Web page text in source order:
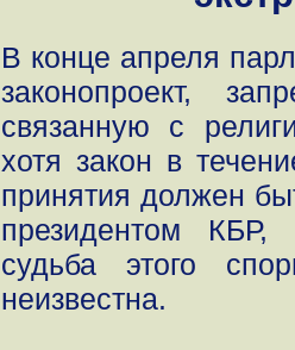
В конце апреля
законопроект,
связанную с
хотя закон в
принятия должен
президентом
судьба этого
неизвестна.